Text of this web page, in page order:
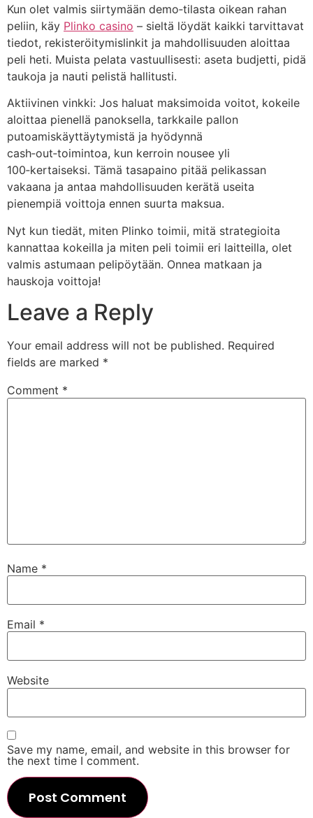
Kun olet valmis siirtymään demo‑tilasta oikean rahan
peliin, käy Plinko casino – sieltä löydät kaikki tarvittavat
tiedot, rekisteröitymislinkit ja mahdollisuuden aloittaa
peli heti. Muista pelata vastuullisesti: aseta budjetti, pidä
taukoja ja nauti pelistä hallitusti.
Aktiivinen vinkki: Jos haluat maksimoida voitot, kokeile
aloittaa pienellä panoksella, tarkkaile pallon
putoamiskäyttäytymistä ja hyödynnä
cash‑out‑toimintoa, kun kerroin nousee yli
100‑kertaiseksi. Tämä tasapaino pitää pelikassan
vakaana ja antaa mahdollisuuden kerätä useita
pienempiä voittoja ennen suurta maksua.
Nyt kun tiedät, miten Plinko toimii, mitä strategioita
kannattaa kokeilla ja miten peli toimii eri laitteilla, olet
valmis astumaan pelipöytään. Onnea matkaan ja
hauskoja voittoja!
Leave a Reply
Your email address will not be published. Required
fields are marked *
Comment *
Name *
Email *
Website
Save my name, email, and website in this browser for
the next time I comment.